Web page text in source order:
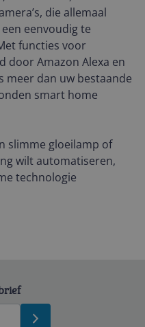
die allemaal
eenvoudig te
functies voor
door Amazon Alexa en
meer dan uw bestaande
smart home
slimme gloeilamp of
wilt automatiseren,
technologie